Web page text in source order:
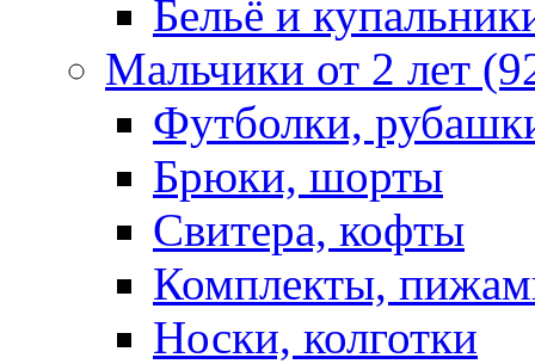
Бельё и
Мальчики от 2 лет
Футболки,
Брюки, шорты
Свитера, кофты
Комплекты,
Носки, колготки